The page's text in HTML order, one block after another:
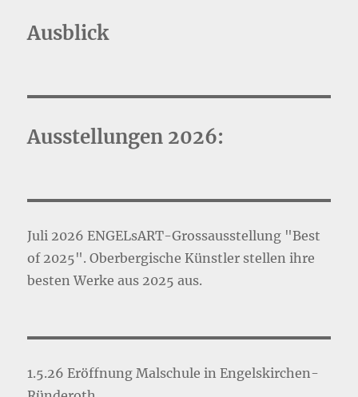
Ausblick
Ausstellungen 2026:
Juli 2026 ENGELsART-Grossausstellung "Best
of 2025". Oberbergische Künstler stellen ihre
besten Werke aus 2025 aus.
1.5.26 Eröffnung Malschule in Engelskirchen-